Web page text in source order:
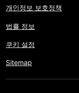
개인정보 보호정책
법률 정보
쿠키 설정
Sitemap